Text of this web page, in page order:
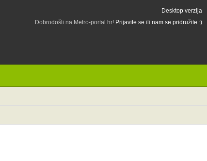
Desktop verzija
Dobrodošli na Metro-portal.hr! Prijavite se ili nam se pridružite :)